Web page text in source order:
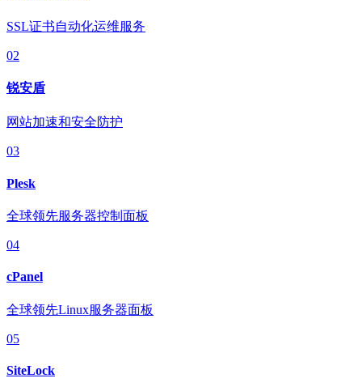
SSL证书自动化运维服务
02
锐安盾
网站加速和安全防护
03
Plesk
全球领先服务器控制面板
04
cPanel
全球领先Linux服务器面板
05
SiteLock